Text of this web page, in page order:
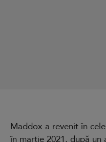
Maddox a revenit în
în martie 2021, după un